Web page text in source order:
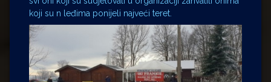
koji su n leđima ponijeli najveći teret.